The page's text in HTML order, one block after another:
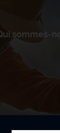
sommes-